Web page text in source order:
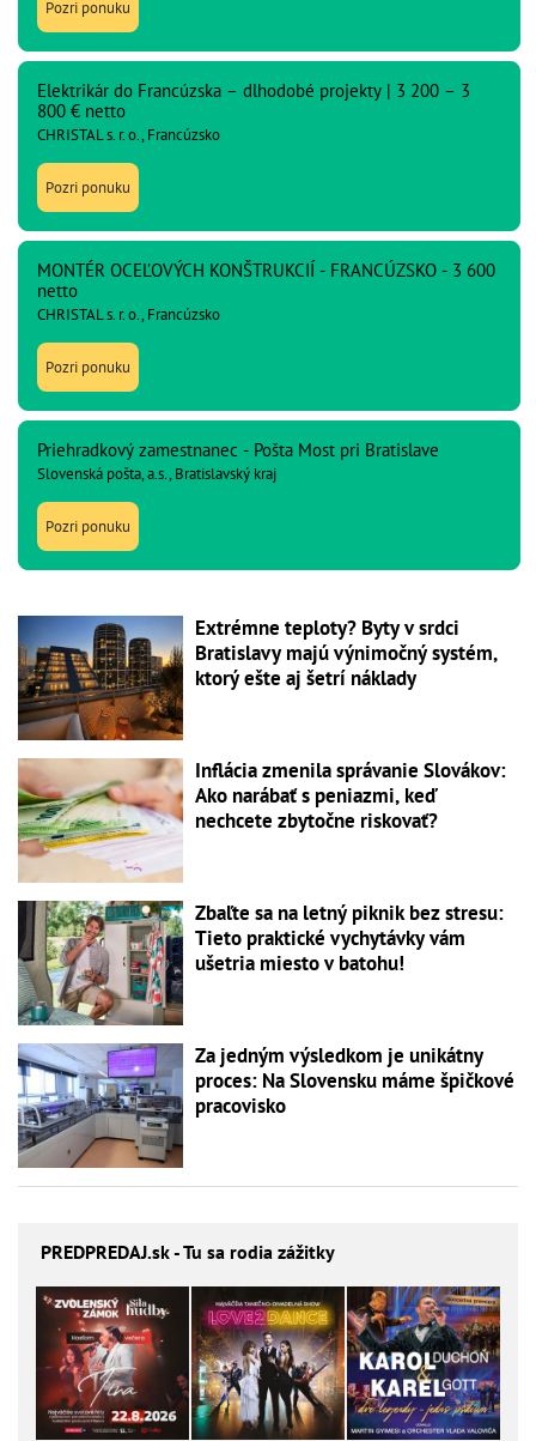
Pozri ponuku
Elektrikár do Francúzska – dlhodobé projekty | 3 200 – 3
800 € netto
CHRISTAL s. r. o., Francúzsko
Pozri ponuku
MONTÉR OCEĽOVÝCH KONŠTRUKCIÍ - FRANCÚZSKO - 3 600
netto
CHRISTAL s. r. o., Francúzsko
Pozri ponuku
Priehradkový zamestnanec - Pošta Most pri Bratislave
Slovenská pošta, a.s., Bratislavský kraj
Pozri ponuku
Extrémne teploty? Byty v srdci
Bratislavy majú výnimočný systém,
ktorý ešte aj šetrí náklady
Inflácia zmenila správanie Slovákov:
Ako narábať s peniazmi, keď
nechcete zbytočne riskovať?
Zbaľte sa na letný piknik bez stresu:
Tieto praktické vychytávky vám
ušetria miesto v batohu!
Za jedným výsledkom je unikátny
proces: Na Slovensku máme špičkové
pracovisko
PREDPREDAJ.sk - Tu sa rodia zážitky